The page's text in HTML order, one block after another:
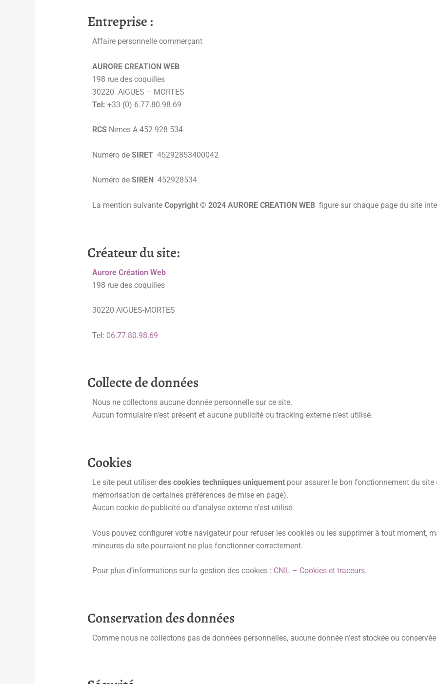
Entreprise :
Affaire personnelle commerçant
AURORE CREATION WEB
198 rue des coquilles
30220 AIGUES – MORTES
Tel: +33 (0) 6.77.80.98.69
RCSNimes A 452 928 534
Numéro de SIRET 45292853400042
Numéro de SIREN 452928534
La mention suivante Copyright © 2024 AURORE CREATION WEB figure sur chaque page du site
Créateur du site:
Aurore Création Web
198 rue des coquilles
30220 AIGUES-MORTES
Tel: 06.77.80.98.69
Collecte de données
Nous ne collectons aucune donnée personnelle sur ce site.
Aucun formulaire n’est présent et aucune publicité ou tracking externe n’est utilisé.
Cookies
Le site peut utiliser des cookies techniques uniquementpour assurer le bon fonctionnement du site
mémorisation de certaines préférences de mise en page).
Aucun cookie de publicité ou d’analyse externe n’est utilisé.
Vous pouvez configurer votre navigateur pour refuser les cookies ou les supprimer à tout moment,
mineures du site pourraient ne plus fonctionner correctement.
Pour plus d’informations sur la gestion des cookies : CNIL – Cookies et traceurs.
Conservation des données
Comme nous ne collectons pas de données personnelles, aucune donnée n’est stockée ou